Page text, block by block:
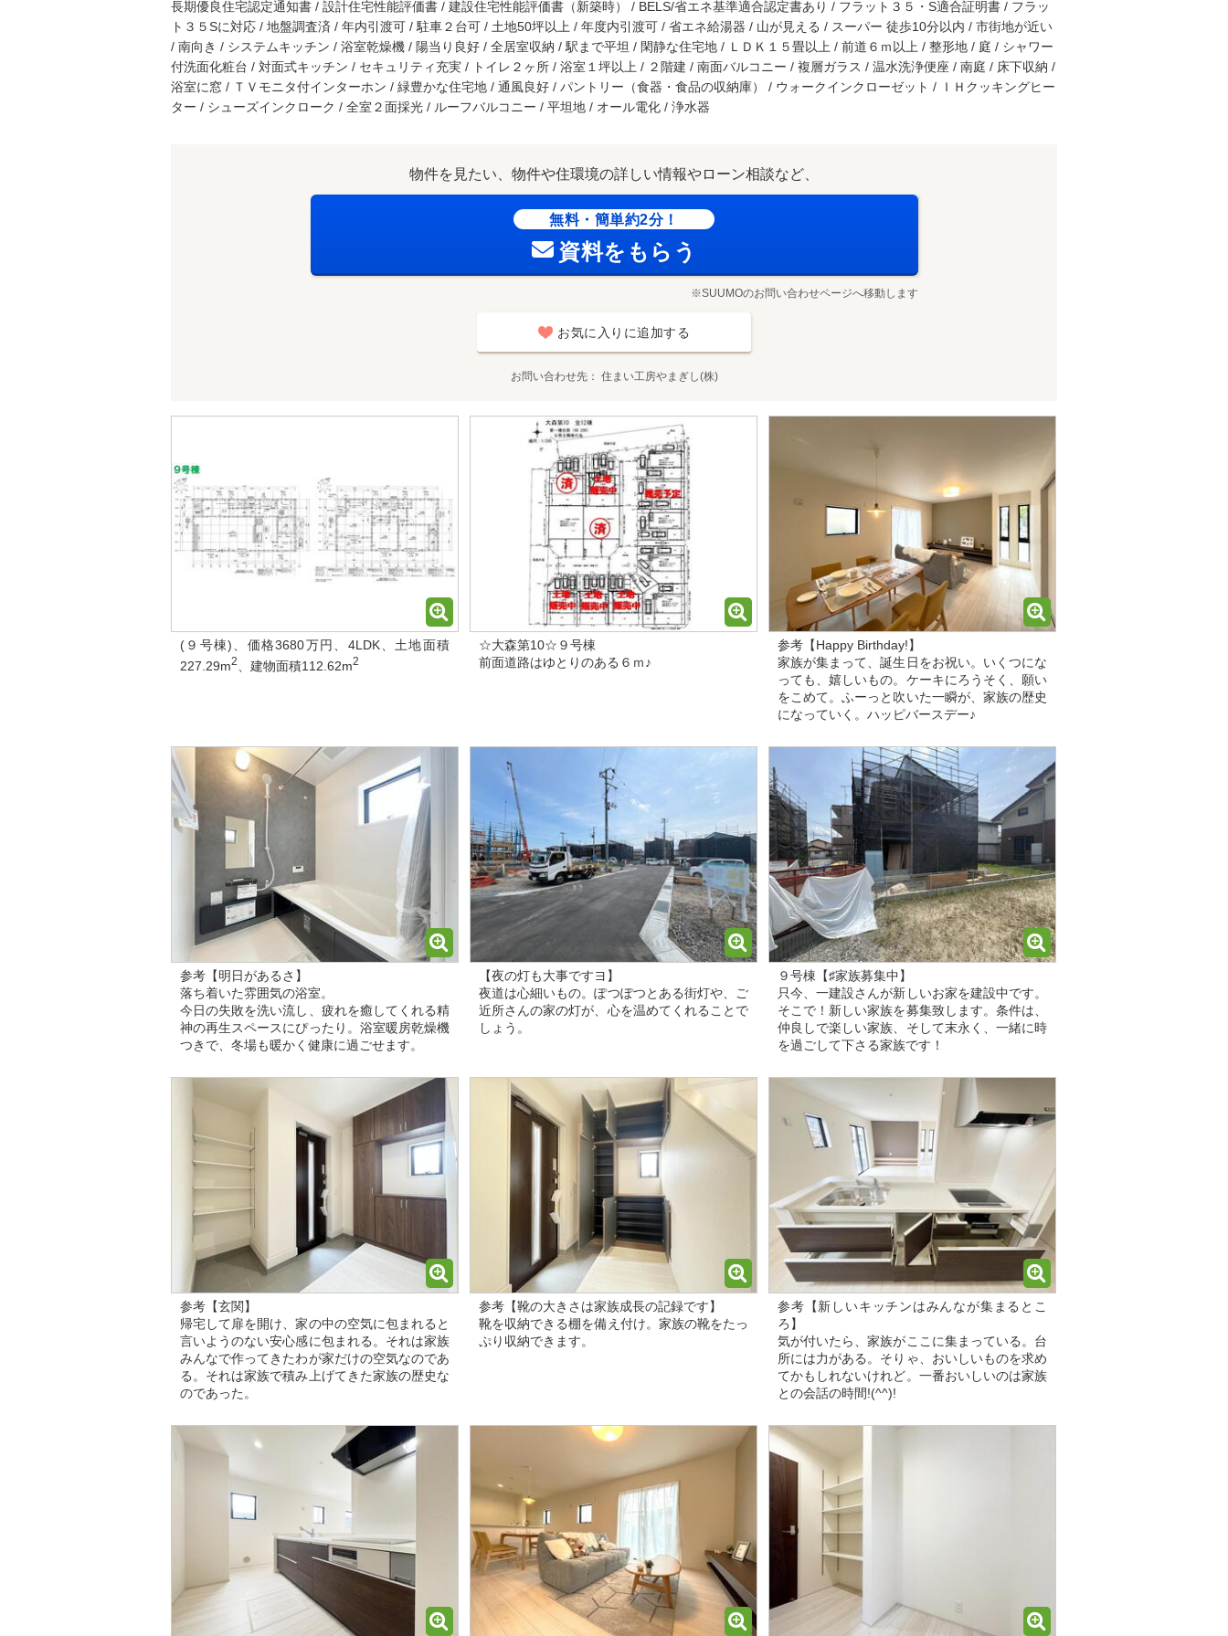
長期優良住宅認定通知書 / 設計住宅性能評価書 / 建設住宅性能評価書（新築時） / BELS/省エネ基準適合認定書あり / フラット３５・S適合証明書 / フラッ
ト３５Sに対応 / 地盤調査済 / 年内引渡可 / 駐車２台可 / 土地50坪以上 / 年度内引渡可 / 省エネ給湯器 / 山が見える / スーパー 徒歩10分以内 / 市街地が近い
/ 南向き / システムキッチン / 浴室乾燥機 / 陽当り良好 / 全居室収納 / 駅まで平坦 / 閑静な住宅地 / ＬＤＫ１５畳以上 / 前道６ｍ以上 / 整形地 / 庭 / シャワー
付洗面化粧台 / 対面式キッチン / セキュリティ充実 / トイレ２ヶ所 / 浴室１坪以上 / ２階建 / 南面バルコニー / 複層ガラス / 温水洗浄便座 / 南庭 / 床下収納 /
浴室に窓 / ＴＶモニタ付インターホン / 緑豊かな住宅地 / 通風良好 / パントリー（食器・食品の収納庫） / ウォークインクローゼット / ＩＨクッキングヒー
ター / シューズインクローク / 全室２面採光 / ルーフバルコニー / 平坦地 / オール電化 / 浄水器
物件を見たい、物件や住環境の詳しい情報やローン相談など、
無料・簡単約2分！
資料をもらう
※SUUMOのお問い合わせページへ移動します
お気に入りに追加する
お問い合わせ先 住まい工房やまぎし(株)
(９号棟)、価格3680万円、4LDK、土地面積
227.29m2 、建物面積112.62m2
☆大森第10☆９号棟
前面道路はゆとりのある６ｍ♪
参考【Happy Birthday!】
家族が集まって、誕生日をお祝い。いくつにな
っても、嬉しいもの。ケーキにろうそく、願い
をこめて。ふーっと吹いた一瞬が、家族の歴史
になっていく。ハッピバースデー♪
参考【明日があるさ】
落ち着いた雰囲気の浴室。
今日の失敗を洗い流し、疲れを癒してくれる精
神の再生スペースにぴったり。浴室暖房乾燥機
つきで、冬場も暖かく健康に過ごせます。
【夜の灯も大事ですヨ】
夜道は心細いもの。ぽつぽつとある街灯や、ご
近所さんの家の灯が、心を温めてくれることで
しょう。
９号棟【♯家族募集中】
只今、一建設さんが新しいお家を建設中です。
そこで！新しい家族を募集致します。条件は、
仲良しで楽しい家族、そして末永く、一緒に時
を過ごして下さる家族です！
参考【玄関】
帰宅して扉を開け、家の中の空気に包まれると
言いようのない安心感に包まれる。それは家族
みんなで作ってきたわが家だけの空気なのであ
る。それは家族で積み上げてきた家族の歴史な
のであった。
参考【靴の大きさは家族成長の記録です】
靴を収納できる棚を備え付け。家族の靴をたっ
ぷり収納できます。
参考【新しいキッチンはみんなが集まるとこ
ろ】
気が付いたら、家族がここに集まっている。台
所には力がある。そりゃ、おいしいものを求め
てかもしれないけれど。一番おいしいのは家族
との会話の時間!(^^)!